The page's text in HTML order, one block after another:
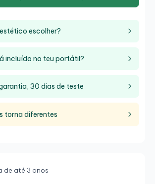
produtividade avançada, multitarefa,
Dynamic AMOLED 2X tátil de 16
qualidade de imagem excecional e
multimédia.
escolher?
incluído no teu portátil?
30 dias de teste
torna diferentes
de até 3 anos